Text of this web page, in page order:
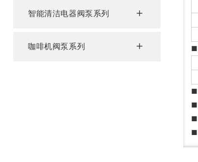
智能清洁电器阀泵系列
咖啡机阀泵系列
■
■
■
■
■